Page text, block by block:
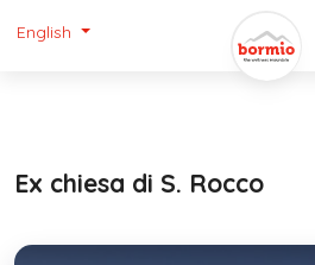
English
Ex chiesa di S. Rocco